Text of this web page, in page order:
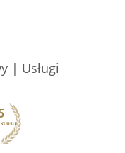
| Usługi